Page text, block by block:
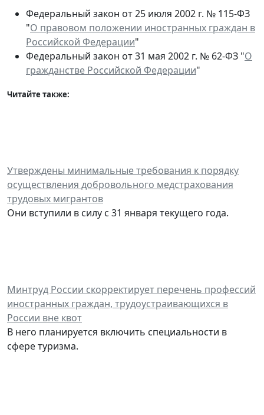
Федеральный закон от 25 июля 2002 г. № 115-ФЗ
"О правовом положении иностранных граждан в
Российской Федерации"
Федеральный закон от 31 мая 2002 г. № 62-ФЗ "О
гражданстве Российской Федерации"
Читайте также:
Утверждены минимальные требования к порядку
осуществления добровольного медстрахования
трудовых мигрантов
Они вступили в силу с 31 января текущего года.
Минтруд России скорректирует перечень профессий
иностранных граждан, трудоустраивающихся в
России вне квот
В него планируется включить специальности в
сфере туризма.